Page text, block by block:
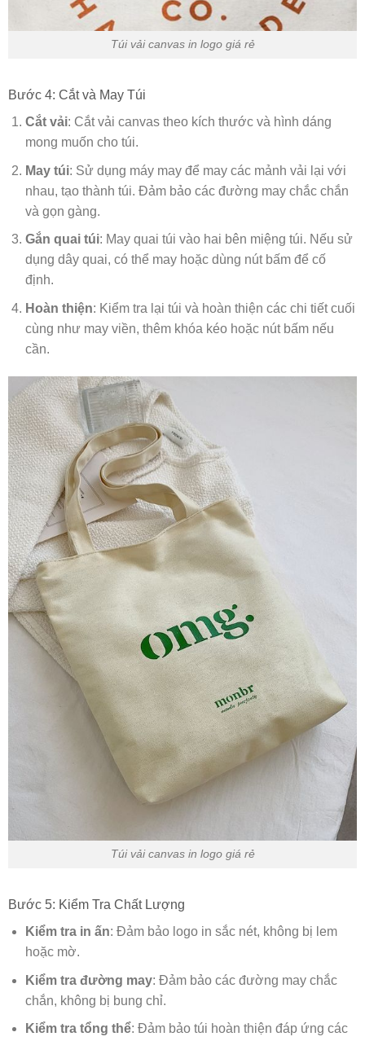
Túi vải canvas in logo giá rẻ
Bước 4: Cắt và May Túi
Cắt vải: Cắt vải canvas theo kích thước và hình dáng
mong muốn cho túi.
May túi: Sử dụng máy may để may các mảnh vải lại với
nhau, tạo thành túi. Đảm bảo các đường may chắc chắn
và gọn gàng.
Gắn quai túi: May quai túi vào hai bên miệng túi. Nếu sử
dụng dây quai, có thể may hoặc dùng nút bấm để cố
định.
Hoàn thiện: Kiểm tra lại túi và hoàn thiện các chi tiết cuối
cùng như may viền, thêm khóa kéo hoặc nút bấm nếu
cần.
Túi vải canvas in logo giá rẻ
Bước 5: Kiểm Tra Chất Lượng
Kiểm tra in ấn: Đảm bảo logo in sắc nét, không bị lem
hoặc mờ.
Kiểm tra đường may: Đảm bảo các đường may chắc
chắn, không bị bung chỉ.
Kiểm tra tổng thể: Đảm bảo túi hoàn thiện đáp ứng các